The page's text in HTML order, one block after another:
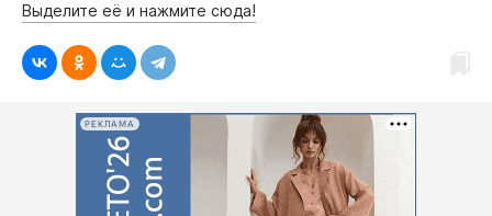
Выделите её и нажмите сюда!
РЕКЛАМА